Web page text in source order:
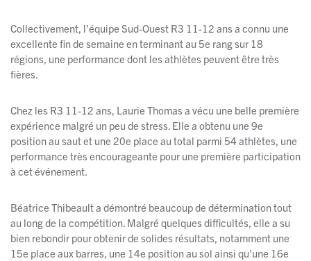
Collectivement, l’équipe Sud-Ouest R3 11-12 ans a connu une
excellente fin de semaine en terminant au 5e rang sur 18
régions, une performance dont les athlètes peuvent être très
fières.
Chez les R3 11-12 ans, Laurie Thomas a vécu une belle première
expérience malgré un peu de stress. Elle a obtenu une 9e
position au saut et une 20e place au total parmi 54 athlètes, une
performance très encourageante pour une première participation
à cet événement.
Béatrice Thibeault a démontré beaucoup de détermination tout
au long de la compétition. Malgré quelques difficultés, elle a su
bien rebondir pour obtenir de solides résultats, notamment une
15e place aux barres, une 14e position au sol ainsi qu’une 16e